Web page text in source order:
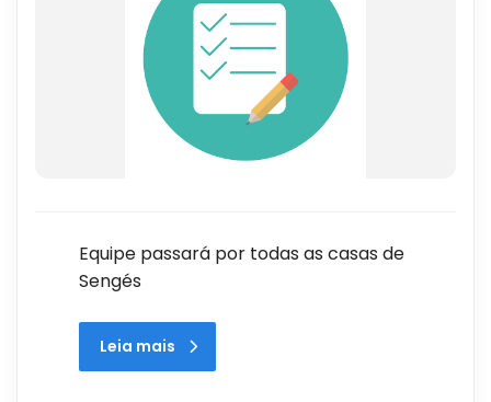
Equipe passará por todas as casas de
Sengés
Leia mais